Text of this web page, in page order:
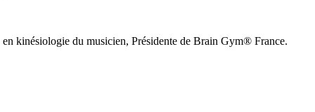
kinésiologie du musicien, Présidente de Brain Gym® France.